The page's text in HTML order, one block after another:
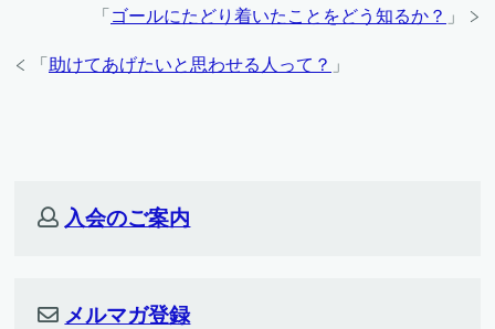
「 ゴールにたどり着いたことをどう知るか？ 」
「 助けてあげたいと思わせる人って？ 」
入会のご案内
メルマガ登録